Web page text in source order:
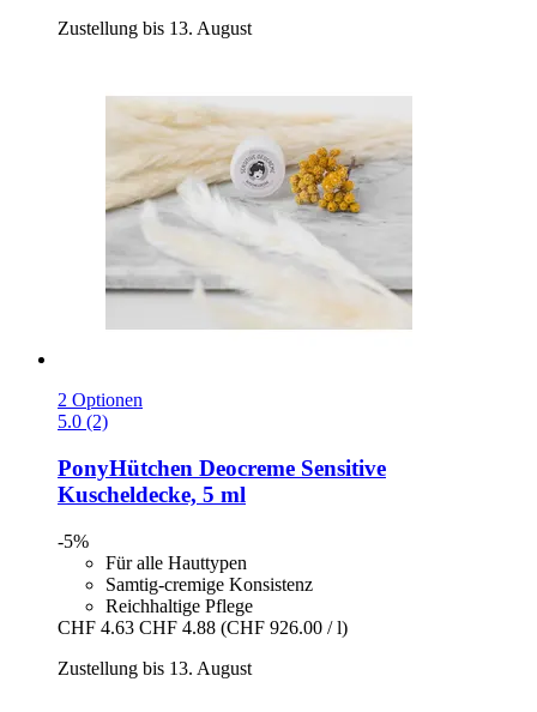
Zustellung bis 13. August
2 Optionen
5.0 (2)
PonyHütchen Deocreme Sensitive
Kuscheldecke, 5 ml
-5%
Für alle Hauttypen
Samtig-cremige Konsistenz
Reichhaltige Pflege
CHF 4.63 CHF 4.88 (CHF 926.00 / l)
Zustellung bis 13. August